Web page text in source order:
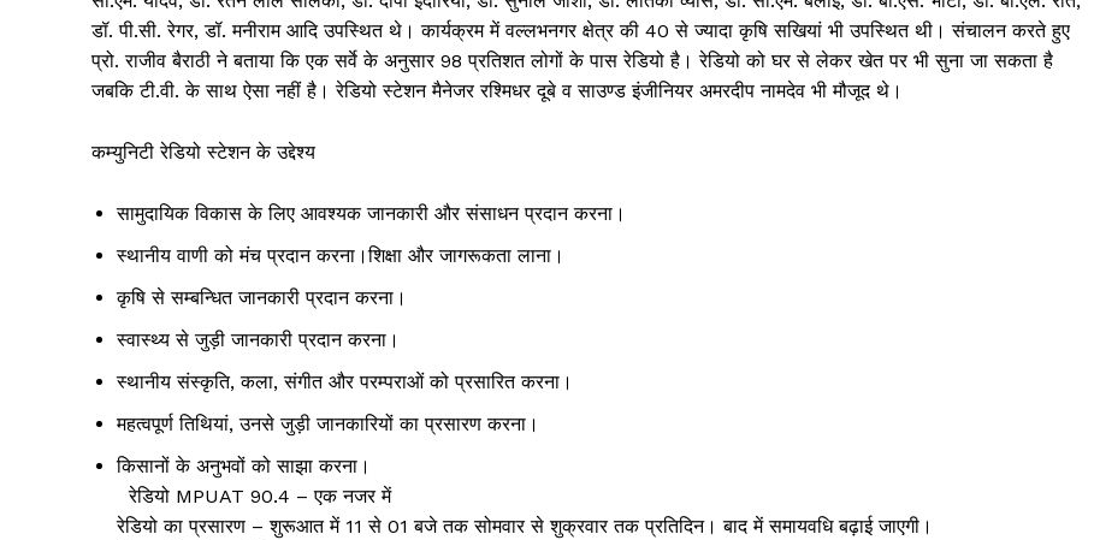
Vishwasniya Hindi
Akhbaar
डॉ. पी.सी. रेगर, डॉ. मनीराम आदि उपस्थित थे। कार्यक्रम में वल्लभनगर क्षेत्र की 40 से ज्यादा कृषि सखियां भी उपस्थित थी। संचालन करते हुए
प्रो. राजीव बैराठी ने बताया कि एक सर्वे के अनुसार 98 प्रतिशत लोगों के पास रेडियो है। रेडियो को घर से लेकर खेत पर भी सुना जा सकता है
जबकि टी.वी. के साथ ऐसा नहीं है। रेडियो स्टेशन मैनेजर रश्मिधर दूबे व साउण्ड इंजीनियर अमरदीप नामदेव भी मौजूद थे।
कम्युनिटी रेडियो स्टेशन के उद्देश्य
सामुदायिक विकास के लिए आवश्यक जानकारी और संसाधन प्रदान करना।
स्थानीय वाणी को मंच प्रदान करना।शिक्षा और जागरूकता लाना।
कृषि से सम्बन्धित जानकारी प्रदान करना।
स्वास्थ्य से जुड़ी जानकारी प्रदान करना।
स्थानीय संस्कृति, कला, संगीत और परम्पराओं को प्रसारित करना।
महत्वपूर्ण तिथियां, उनसे जुड़ी जानकारियों का प्रसारण करना।
किसानों के अनुभवों को साझा करना।
रेडियो MPUAT 90.4 – एक नजर में
रेडियो का प्रसारण – शुरूआत में 11 से 01 बजे तक सोमवार से शुक्रवार तक प्रतिदिन। बाद में समायवधि बढ़ाई जाएगी।